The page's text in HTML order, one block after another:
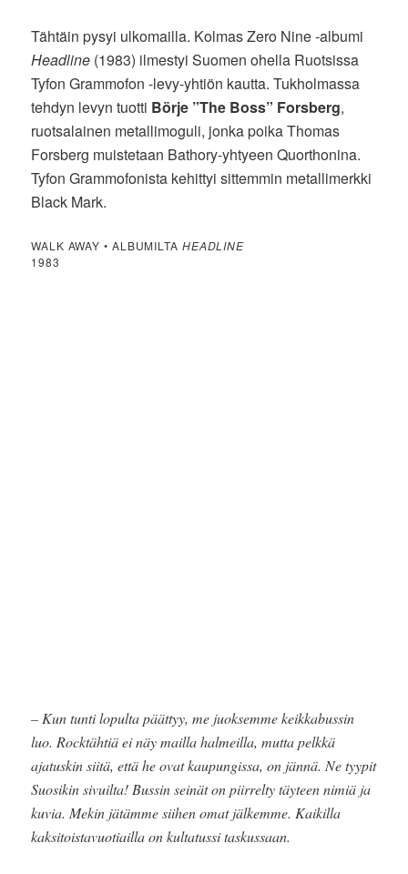
Tähtäin pysyi ulkomailla. Kolmas Zero Nine -albumi
Headline (1983) ilmestyi Suomen ohella Ruotsissa
Tyfon Grammofon -levy-yhtiön kautta. Tukholmassa
tehdyn levyn tuotti Börje ”The Boss” Forsberg,
ruotsalainen metallimoguli, jonka poika Thomas
Forsberg muistetaan Bathory-yhtyeen Quorthonina.
Tyfon Grammofonista kehittyi sittemmin metallimerkki
Black Mark.
WALK AWAY • ALBUMILTA HEADLINE
1983
– Kun tunti lopulta päättyy, me juoksemme keikkabussin
luo. Rocktähtiä ei näy mailla halmeilla, mutta pelkkä
ajatuskin siitä, että he ovat kaupungissa, on jännä. Ne tyypit
Suosikin sivuilta! Bussin seinät on piirrelty täyteen nimiä ja
kuvia. Mekin jätämme siihen omat jälkemme. Kaikilla
kaksitoistavuotiailla on kultatussi taskussaan.